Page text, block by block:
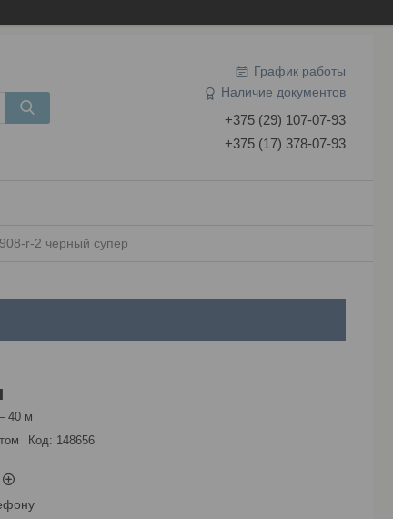
График работы
Наличие документов
+375 (29) 107-07-93
+375 (17) 378-07-93
r-2 черный супер
40 м
Код: 148656